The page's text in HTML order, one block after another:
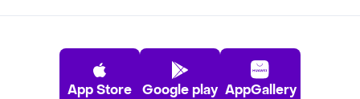
App Store Google play AppGallery